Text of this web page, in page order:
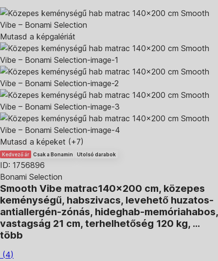
Mutasd a képgalériát
Mutasd a képeket (+7)
Kedvező ár Csak a Bonamin Utolsó darabok
ID: 1756896
Bonami Selection
Smooth Vibe matrac140x200 cm, közepes
keménységű, habszivacs, levehető huzatos-
antiallergén-zónás, hideghab-memóriahabos,
vastagság 21 cm, terhelhetőség 120 kg, …
több
(4)